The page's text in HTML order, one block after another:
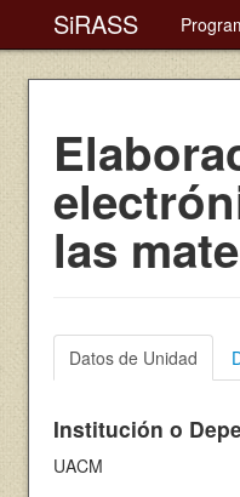
SiRASS
las
Datos de Unidad
Institución o
UACM